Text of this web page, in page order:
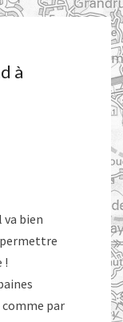
à
va bien
permettre
!
par